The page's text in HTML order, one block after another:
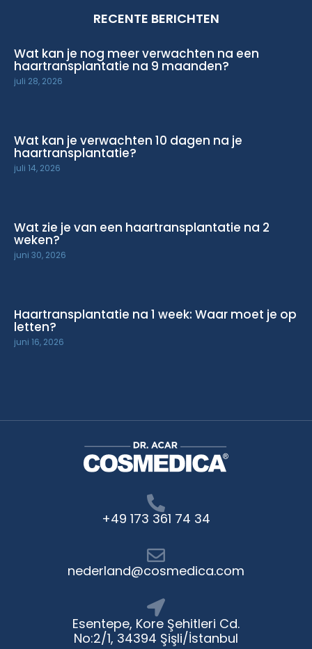
RECENTE BERICHTEN
Wat kan je nog meer verwachten na een
haartransplantatie na 9 maanden?
juli 28, 2026
Wat kan je verwachten 10 dagen na je
haartransplantatie?
juli 14, 2026
Wat zie je van een haartransplantatie na 2
weken?
juni 30, 2026
Haartransplantatie na 1 week: Waar moet je op
letten?
juni 16, 2026
+49 173 361 74 34
nederland@cosmedica.com
Esentepe, Kore Şehitleri Cd.
No:2/1, 34394 Şişli/İstanbul